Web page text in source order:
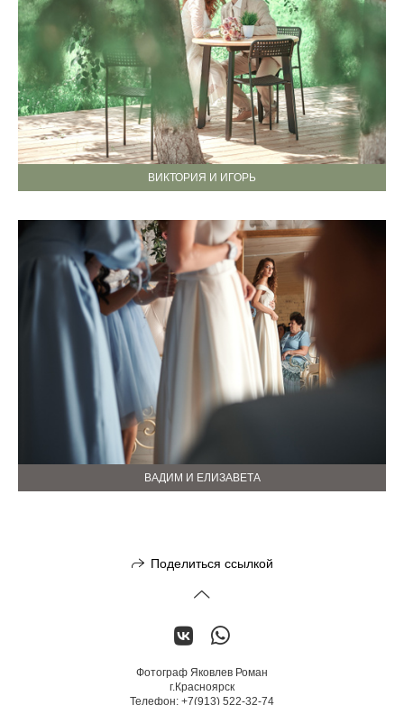
ВИКТОРИЯ И ИГОРЬ
ВАДИМ И ЕЛИЗАВЕТА
Поделиться ссылкой
Фотограф Яковлев Роман
г.Красноярск
Телефон: +7(913) 522-32-74